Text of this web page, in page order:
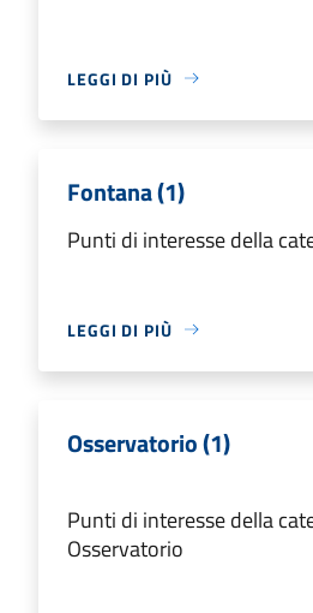
LEGGI DI PIÙ
Fontana (1)
Punti di interesse della
LEGGI DI PIÙ
Osservatorio (1)
Punti di interesse della
Osservatorio